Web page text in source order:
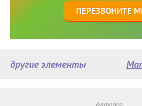
ПЕРЕЗВОНИТЕ
другие элементы